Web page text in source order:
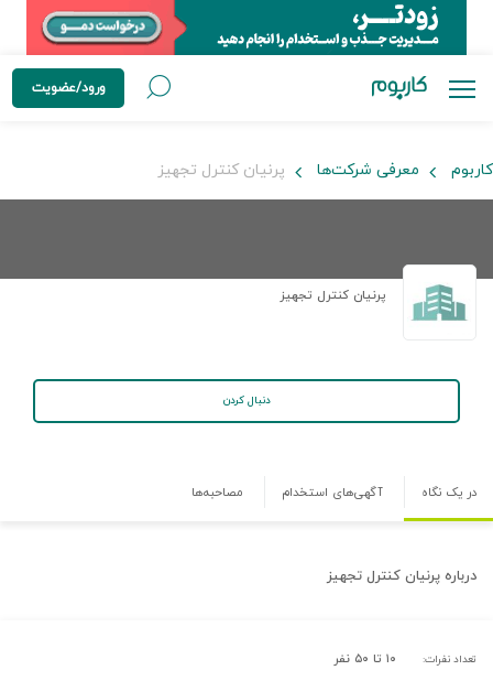
ورود/عضویت
کاربوم معرفی شرکت‌ها پرنیان کنترل تجهیز
پرنیان کنترل تجهیز
دنبال کردن
در یک نگاه آگهی‌های استخدام مصاحبه‌ها
درباره پرنیان کنترل تجهیز
تعداد نفرات: ۱۰ تا ۵۰ نفر